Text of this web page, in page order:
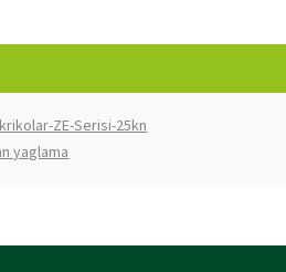
ZE-Serisi-25kn
yaglama